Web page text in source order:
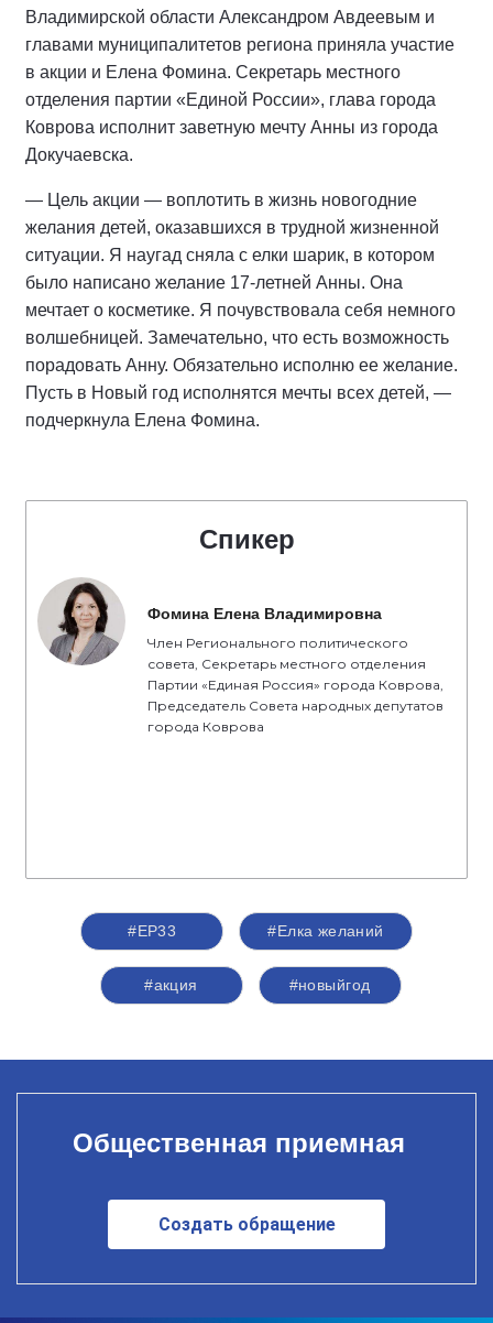
Владимирской области Александром Авдеевым и
главами муниципалитетов региона приняла участие
в акции и Елена Фомина. Секретарь местного
отделения партии «Единой России», глава города
Коврова исполнит заветную мечту Анны из города
Докучаевска.
— Цель акции — воплотить в жизнь новогодние
желания детей, оказавшихся в трудной жизненной
ситуации. Я наугад сняла с елки шарик, в котором
было написано желание 17-летней Анны. Она
мечтает о косметике. Я почувствовала себя немного
волшебницей. Замечательно, что есть возможность
порадовать Анну. Обязательно исполню ее желание.
Пусть в Новый год исполнятся мечты всех детей, —
подчеркнула Елена Фомина.
Спикер
Фомина Елена Владимировна
Член Регионального политического
совета, Секретарь местного отделения
Партии «Единая Россия» города Коврова,
Председатель Совета народных депутатов
города Коврова
#ЕР33 #Елка желаний
#акция #новыйгод
Общественная приемная
Создать обращение